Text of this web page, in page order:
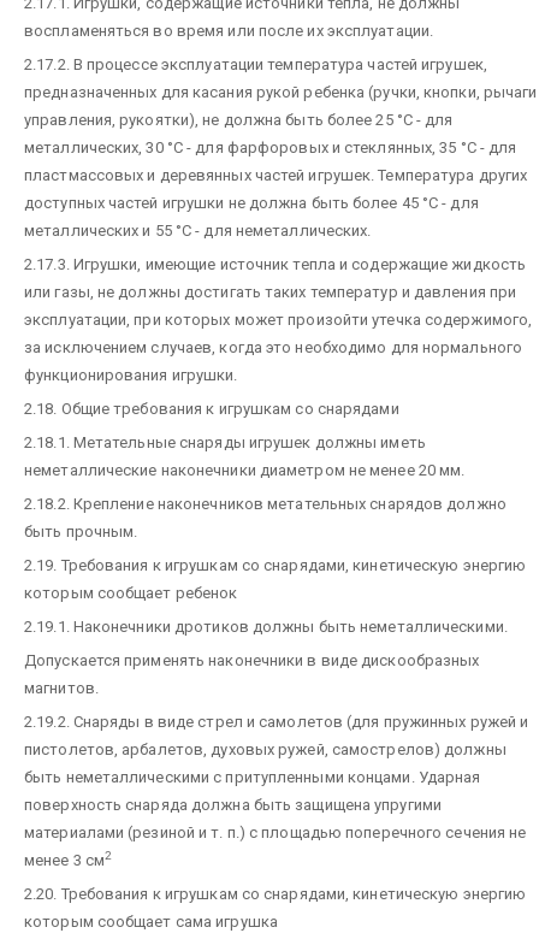
воспламеняться во время или после их эксплуатации.
2.17.2. В процессе эксплуатации температура частей игрушек,
предназначенных для касания рукой ребенка (ручки, кнопки, рычаги
управления, рукоятки), не должна быть более 25 °С - для
металлических, 30 °С - для фарфоровых и стеклянных, 35 °С - для
пластмассовых и деревянных частей игрушек. Температура других
доступных частей игрушки не должна быть более 45 °С - для
металлических и 55 °С - для неметаллических.
2.17.3. Игрушки, имеющие источник тепла и содержащие жидкость
или газы, не должны достигать таких температур и давления при
эксплуатации, при которых может произойти утечка содержимого,
за исключением случаев, когда это необходимо для нормального
функционирования игрушки.
2.18. Общие требования к игрушкам со снарядами
2.18.1. Метательные снаряды игрушек должны иметь
неметаллические наконечники диаметром не менее 20 мм.
2.18.2. Крепление наконечников метательных снарядов должно
быть прочным.
2.19. Требования к игрушкам со снарядами, кинетическую энергию
которым сообщает ребенок
2.19.1. Наконечники дротиков должны быть неметаллическими.
Допускается применять наконечники в виде дискообразных
магнитов.
2.19.2. Снаряды в виде стрел и самолетов (для пружинных ружей и
пистолетов, арбалетов, духовых ружей, самострелов) должны
быть неметаллическими с притупленными концами. Ударная
поверхность снаряда должна быть защищена упругими
материалами (резиной и т. п.) с площадью поперечного сечения не
менее 3 см2
2.20. Требования к игрушкам со снарядами, кинетическую энергию
которым сообщает сама игрушка